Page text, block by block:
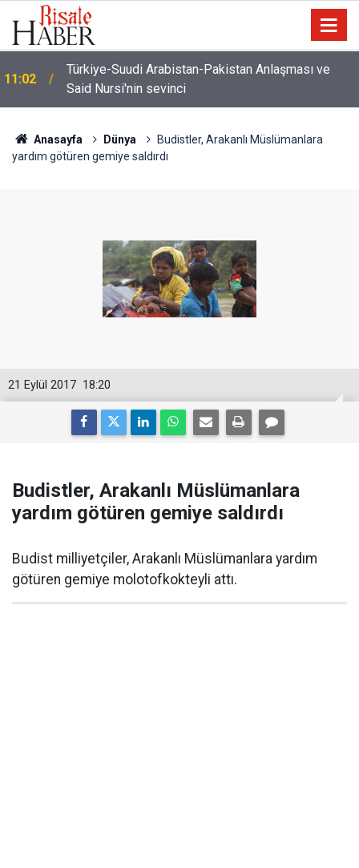
10:22
İmamdan, hutbe sırasında telefonla oynayan
cemaate tepki: Aşağı ineceğim!
Anasayfa Dünya
Budistler, Arakanlı Müslümanlara
yardım götüren gemiye saldırdı
18:20
21 Eylül 2017
Budistler, Arakanlı Müslümanlara
yardım götüren gemiye saldırdı
Budist milliyetçiler, Arakanlı Müslümanlara yardım
götüren gemiye molotofkokteyli attı.